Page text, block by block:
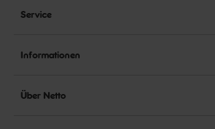
Service
Informationen
Über Netto